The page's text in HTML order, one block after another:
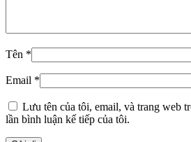
Tên *
Email *
Lưu tên của tôi, email, và trang web
lần bình luận kế tiếp của tôi.